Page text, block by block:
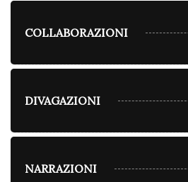
COLLABORAZIONI
DIVAGAZIONI
NARRAZIONI